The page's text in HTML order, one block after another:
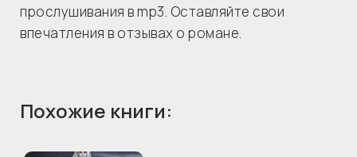
прослушивания в mp3. Оставляйте свои
впечатления в отзывах о романе.
Похожие книги: